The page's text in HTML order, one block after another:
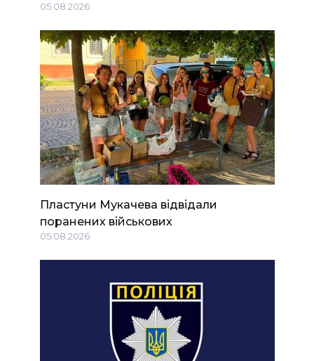
05.08.2026
Пластуни Мукачева відвідали
поранених військових
05.08.2026